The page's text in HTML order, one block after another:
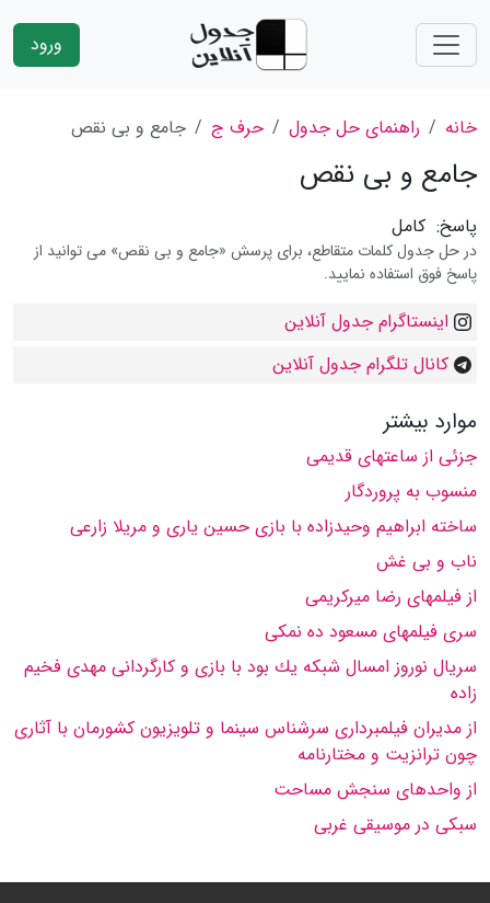
ورود
خانه راهنمای حل جدول حرف ج جامع و بى نقص
جامع و بى نقص
پاسخ: کامل
در حل جدول کلمات متقاطع، برای پرسش «جامع و بى نقص» می توانید از
پاسخ فوق استفاده نمایید.
اینستاگرام جدول آنلاین
کانال تلگرام جدول آنلاین
موارد بیشتر
جزئى از ساعتهاى قدیمى
منسوب به پروردگار
ساخته ابراهیم وحیدزاده با بازى حسین یارى و مریلا زارعى
ناب و بى غش
از فیلمهاى رضا میركریمى
سرى فیلمهاى مسعود ده نمكى
سریال نوروز امسال شبكه یك بود با بازى و كارگردانى مهدى فخیم
زاده
از مدیران فیلمبردارى سرشناس سینما و تلویزیون كشورمان با آثارى
چون ترانزیت و مختارنامه
از واحدهاى سنجش مساحت
سبكى در موسیقى غربى